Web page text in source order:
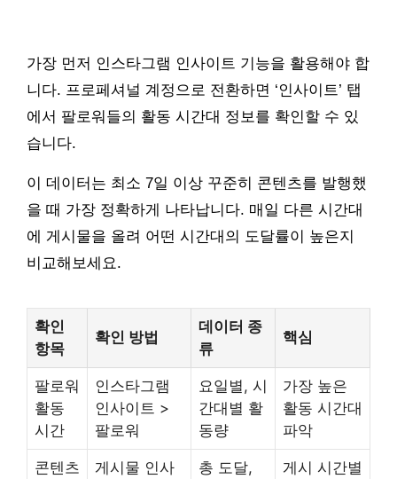
가장 먼저 인스타그램 인사이트 기능을 활용해야 합
니다. 프로페셔널 계정으로 전환하면 ‘인사이트’ 탭
에서 팔로워들의 활동 시간대 정보를 확인할 수 있
습니다.
이 데이터는 최소 7일 이상 꾸준히 콘텐츠를 발행했
을 때 가장 정확하게 나타납니다. 매일 다른 시간대
에 게시물을 올려 어떤 시간대의 도달률이 높은지
비교해보세요.
확인
항목
확인 방법
데이터 종
류
핵심
팔로워
활동
시간
인스타그램
인사이트 >
팔로워
요일별, 시
간대별 활
동량
가장 높은
활동 시간대
파악
콘텐츠
게시물 인사
총 도달,
게시 시간별